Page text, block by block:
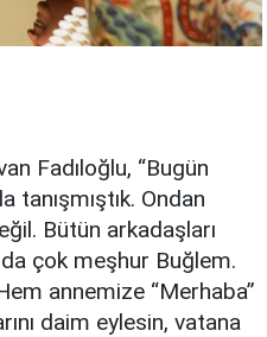
Fadıloğlu, “Bugün
Ondan
Bütün arkadaşları
da çok meşhur Buğlem.
annemize “Merhaba”
daim eylesin, vatana